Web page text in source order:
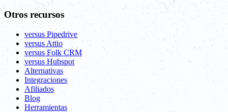
Otros recursos
versus Pipedrive
versus Attio
versus Folk CRM
versus Hubspot
Alternativas
Integraciones
Afiliados
Blog
Herramientas